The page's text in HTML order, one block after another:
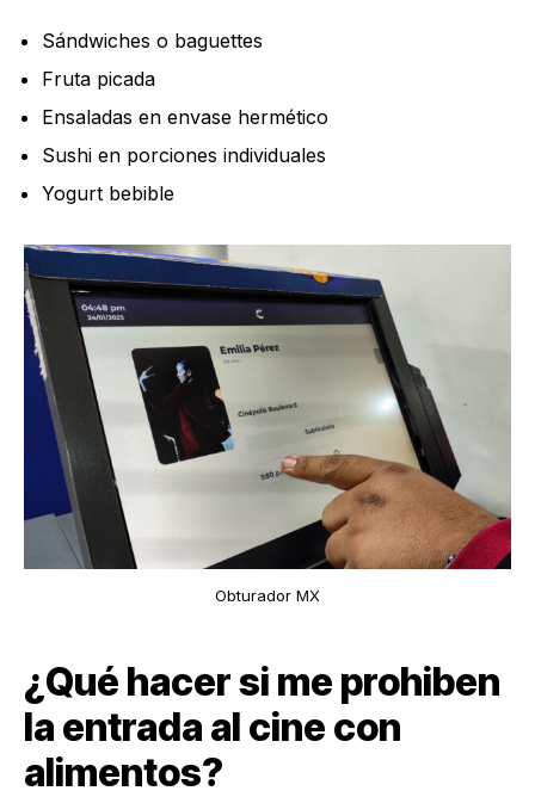
Sándwiches o baguettes
Fruta picada
Ensaladas en envase hermético
Sushi en porciones individuales
Yogurt bebible
Obturador MX
¿Qué hacer si me prohiben
la entrada al cine con
alimentos?